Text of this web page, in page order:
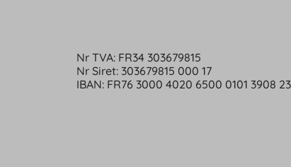
Nr TVA: FR34 303679815
Nr Siret: 303679815 000 17
IBAN: FR76 3000 4020 6500 0101 3908